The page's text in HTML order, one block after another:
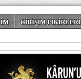
GİRİŞİM FİKİRLERİ